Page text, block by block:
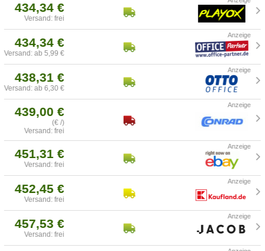
434,34 €
Versand: frei
434,34 €
Versand: ab 5,99 €
438,31 €
Versand: ab 6,30 €
439,00 €
(€ /)
Versand: frei
451,31 €
Versand: frei
452,45 €
Versand: frei
457,53 €
Versand: frei